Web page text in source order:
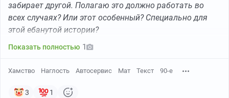
забирает другой. Полагаю это должно работать во
всех случаях? Или этот особенный? Специально для
этой ебанутой истории?
Показать полностью 1
Хамство Наглость Автосервис Мат Текст 90-е
3 1